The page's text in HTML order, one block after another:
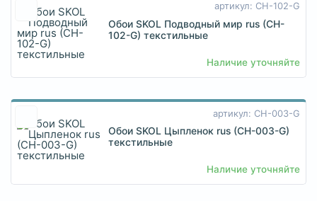
артикул: CH-102-G
Обои SKOL Подводный мир rus (CH-
102-G) текстильные
Наличие уточняйте
артикул: CH-003-G
Обои SKOL Цыпленок rus (CH-003-G)
текстильные
Наличие уточняйте